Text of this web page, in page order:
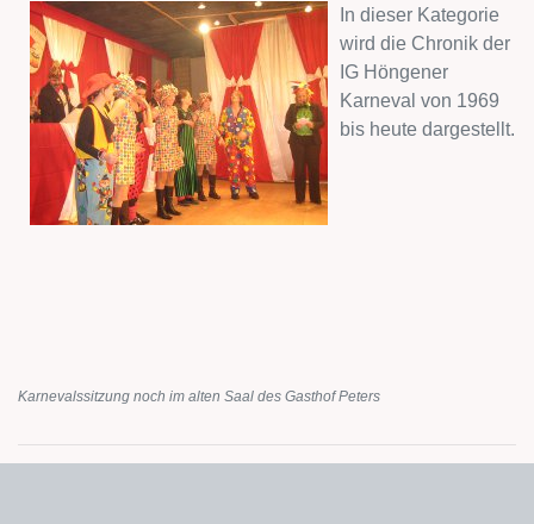
In dieser Kategorie
wird die Chronik der
IG Höngener
Karneval von 1969
bis heute dargestellt.
Karnevalssitzung noch im alten Saal des Gasthof Peters